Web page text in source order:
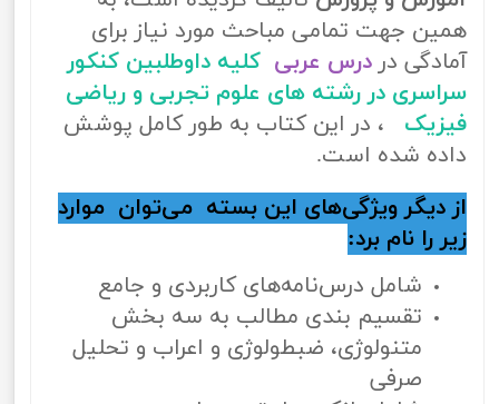
همین جهت تمامی مباحث مورد نیاز برای
آمادگی در درس عربی کلیه داوطلبین کنکور
سراسری در رشته های علوم تجربی و ریاضی
فیزیک
، در این کتاب به طور کامل پوشش
داده شده است.
از دیگر ویژگی‌های این بسته می‌توان موارد
زیر را نام برد:
شامل درس‌نامه‌های کاربردی و جامع
تقسیم بندی مطالب به سه بخش
متنولوژی، ضبطولوژی و اعراب و تحلیل
صرفی